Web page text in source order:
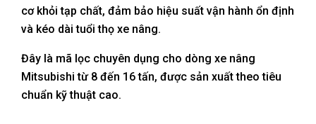
cơ khỏi tạp chất, đảm bảo hiệu suất vận hành ổn định
và kéo dài tuổi thọ xe nâng.
Đây là mã lọc chuyên dụng cho dòng xe nâng
Mitsubishi từ 8 đến 16 tấn, được sản xuất theo tiêu
chuẩn kỹ thuật cao.